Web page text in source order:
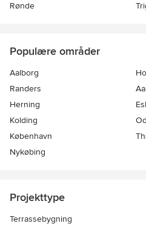
Rønde
Populære områder
Aalborg
Randers
Herning
Kolding
København
Nykøbing
Projekttype
Terrassebygning